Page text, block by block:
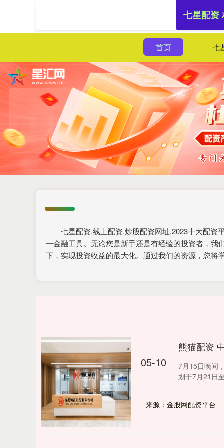
首页 七
七星配资,线上配资,炒股配资网址,2023十大配
一金融工具。无论您是新手还是有经验的投资者，
下，实现投资收益的最大化。通过我们的资源，您
七星配资
05-10
熊猫配资
7月15日晚间
划于7月21日
来源：金股网配资平台